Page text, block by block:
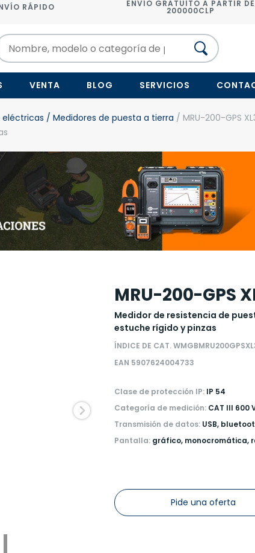
RÁPIDO ENVÍO GRATUITO A PARTIR DE
200000CLP
VENTA BLOG SERVICIOS
eléctricas / Medidores de puesta a tierra / MRU-200-GPS
MRU-200-GPS
Medidor de resistencia de
estuche rígido y pinzas
ÍNDICE DE CAT.
EAN 5907624004733
Clase de protección IP: IP 54
Categoría de medición: CAT III 600
Transmisión de datos: USB,
Pantalla: gráfico, monocromática,
Pide una oferta